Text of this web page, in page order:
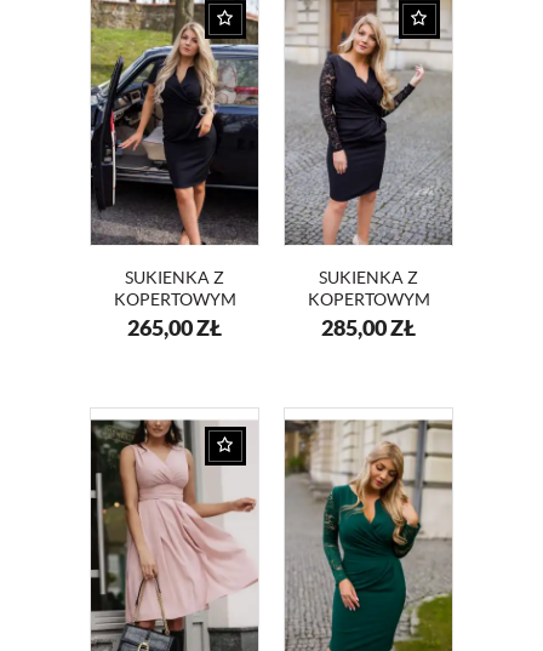
SUKIENKA Z
KOPERTOWYM
DEKOLTEM KM56
265,00ZŁ
SUKIENKA Z
KOPERTOWYM
DEKOLTEM I
KORONKĄ
285,00ZŁ